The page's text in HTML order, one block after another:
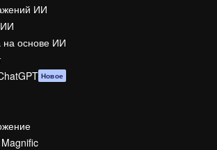
ИИ
на основе ИИ
Новое